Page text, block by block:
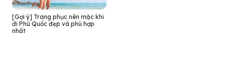
[Gợi ý] Trang phục nên mặc khi
đi Phú Quốc đẹp và phù hợp
nhất